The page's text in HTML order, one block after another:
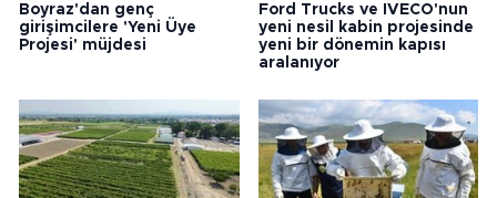
Boyraz'dan genç
girişimcilere 'Yeni Üye
Projesi' müjdesi
Ford Trucks ve IVECO'nun
yeni nesil kabin projesinde
yeni bir dönemin kapısı
aralanıyor